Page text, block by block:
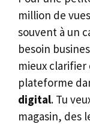
million de
souvent à un
besoin
mieux
plateforme
digital. Tu
magasin, des